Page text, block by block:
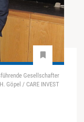
Gesellschafter
Göpel / CARE INVEST